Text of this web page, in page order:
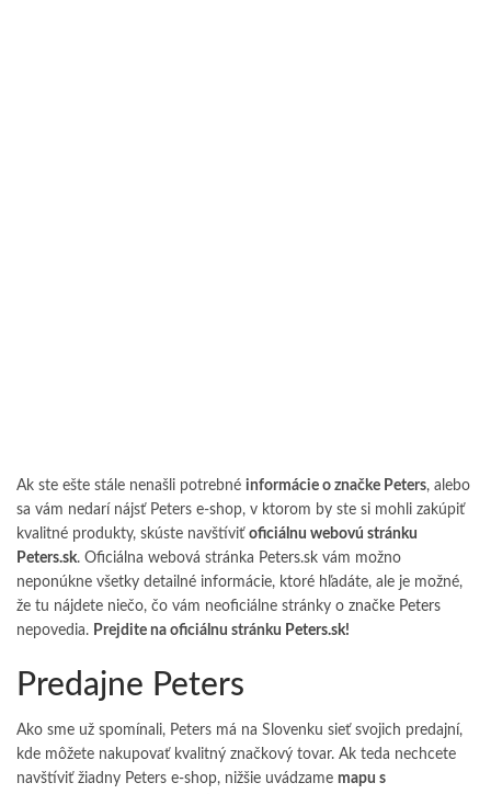
Ak ste ešte stále nenašli potrebné informácie o značke Peters, alebo
sa vám nedarí nájsť Peters e-shop, v ktorom by ste si mohli zakúpiť
kvalitné produkty, skúste navštíviť oficiálnu webovú stránku
Peters.sk. Oficiálna webová stránka Peters.sk vám možno
neponúkne všetky detailné informácie, ktoré hľadáte, ale je možné,
že tu nájdete niečo, čo vám neoficiálne stránky o značke Peters
nepovedia. Prejdite na oficiálnu stránku Peters.sk!
Predajne Peters
Ako sme už spomínali, Peters má na Slovenku sieť svojich predajní,
kde môžete nakupovať kvalitný značkový tovar. Ak teda nechcete
navštíviť žiadny Peters e-shop, nižšie uvádzame mapu s